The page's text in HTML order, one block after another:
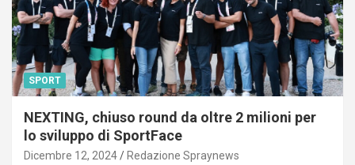
SPORT
NEXTING, chiuso round da oltre 2 milioni per
lo sviluppo di SportFace
Dicembre 12, 2024 Redazione Spraynews